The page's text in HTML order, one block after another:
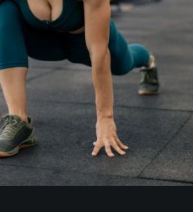
GROUP PROGRAM